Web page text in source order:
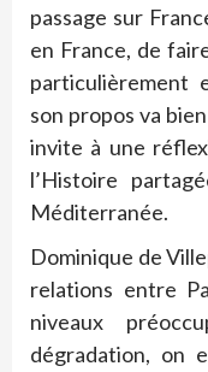
passage sur
en France, de
particulièrement
son propos va
invite à une
l’Histoire
Méditerranée.
Dominique de
relations entre
niveaux
dégradation, on